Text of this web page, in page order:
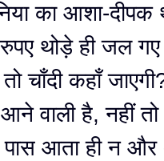
का आशा-
थोड़े ही जल
चाँदी कहाँ
वाली है, नहीं तो
पास आता ही न